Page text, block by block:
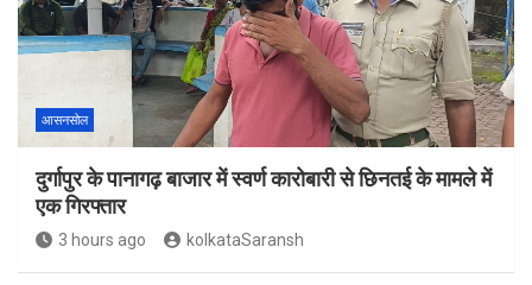
आसनसोल
दुर्गापुर के पानागढ़ बाजार में स्वर्ण कारोबारी से छिनतई के मामले में
एक गिरफ्तार
3 hours ago kolkataSaransh